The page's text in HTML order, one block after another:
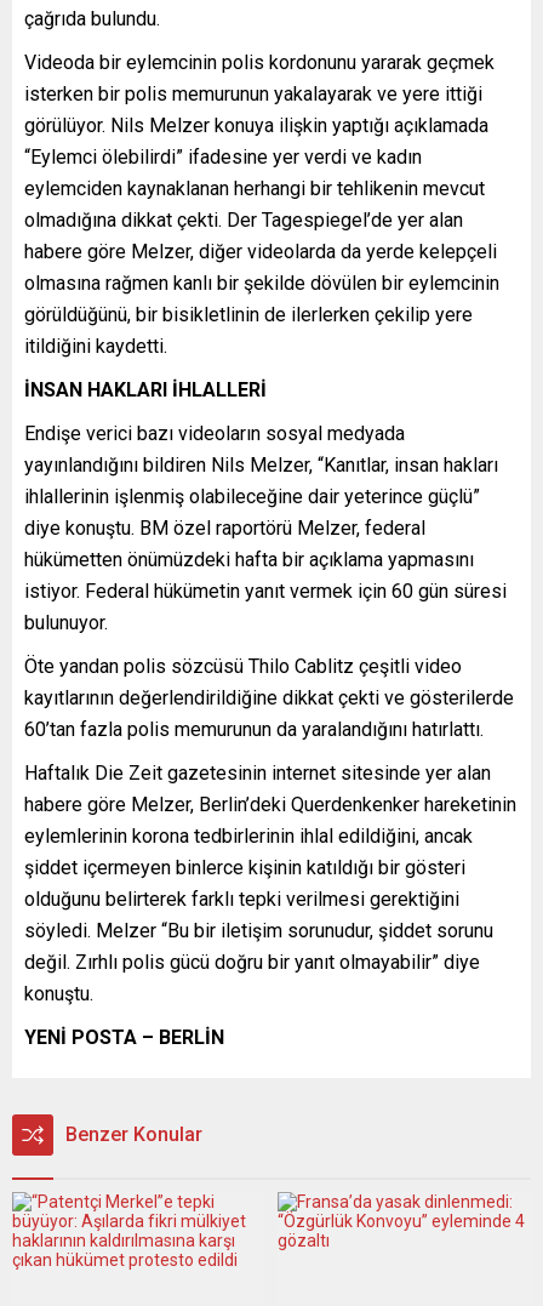
çağrıda bulundu.
Videoda bir eylemcinin polis kordonunu yararak geçmek
isterken bir polis memurunun yakalayarak ve yere ittiği
görülüyor. Nils Melzer konuya ilişkin yaptığı açıklamada
“Eylemci ölebilirdi” ifadesine yer verdi ve kadın
eylemciden kaynaklanan herhangi bir tehlikenin mevcut
olmadığına dikkat çekti. Der Tagespiegel’de yer alan
habere göre Melzer, diğer videolarda da yerde kelepçeli
olmasına rağmen kanlı bir şekilde dövülen bir eylemcinin
görüldüğünü, bir bisikletlinin de ilerlerken çekilip yere
itildiğini kaydetti.
İNSAN HAKLARI İHLALLERİ
Endişe verici bazı videoların sosyal medyada
yayınlandığını bildiren Nils Melzer, “Kanıtlar, insan hakları
ihlallerinin işlenmiş olabileceğine dair yeterince güçlü”
diye konuştu. BM özel raportörü Melzer, federal
hükümetten önümüzdeki hafta bir açıklama yapmasını
istiyor. Federal hükümetin yanıt vermek için 60 gün süresi
bulunuyor.
Öte yandan polis sözcüsü Thilo Cablitz çeşitli video
kayıtlarının değerlendirildiğine dikkat çekti ve gösterilerde
60’tan fazla polis memurunun da yaralandığını hatırlattı.
Haftalık Die Zeit gazetesinin internet sitesinde yer alan
habere göre Melzer, Berlin’deki Querdenkenker hareketinin
eylemlerinin korona tedbirlerinin ihlal edildiğini, ancak
şiddet içermeyen binlerce kişinin katıldığı bir gösteri
olduğunu belirterek farklı tepki verilmesi gerektiğini
söyledi. Melzer “Bu bir iletişim sorunudur, şiddet sorunu
değil. Zırhlı polis gücü doğru bir yanıt olmayabilir” diye
konuştu.
YENİ POSTA – BERLİN
Benzer Konular